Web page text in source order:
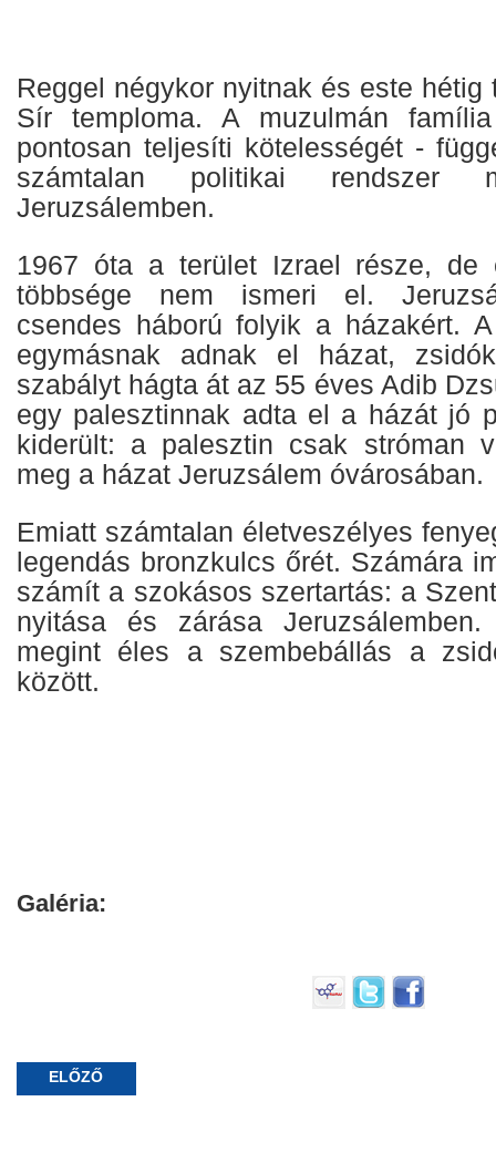
Reggel négykor nyitnak és este hétig
Sír temploma. A muzulmán
pontosan teljesíti kötelességét -
számtalan politikai
Jeruzsálemben.
1967 óta a terület Izrael része, de
többsége nem ismeri el.
csendes háború folyik a házakért.
egymásnak adnak el házat,
szabályt hágta át az 55 éves Adib
egy palesztinnak adta el a házát jó
kiderült: a palesztin csak stróman
meg a házat Jeruzsálem óvárosában.
Emiatt számtalan életveszélyes
legendás bronzkulcs őrét. Számára
számít a szokásos szertartás: a
nyitása és zárása
megint éles a szembebállás a
között.
Galéria:
ELŐZŐ